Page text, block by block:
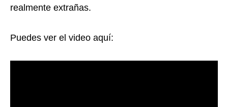
realmente extrañas.
Puedes ver el video aquí: